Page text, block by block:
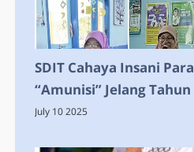
SDIT Cahaya Insani
“Amunisi” Jelang
dengan In House
July 10 2025